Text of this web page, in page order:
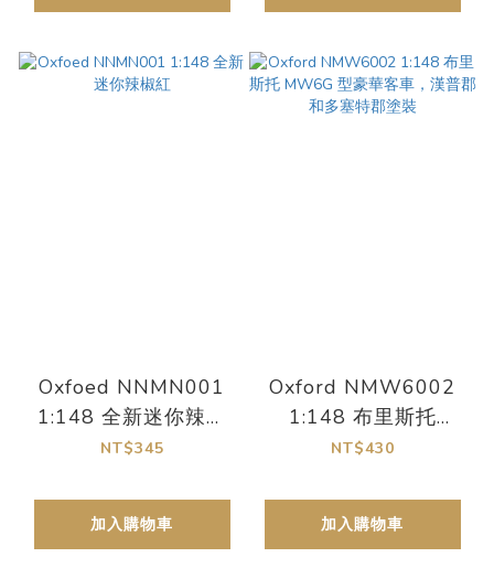
Oxfoed NNMN001
1:148 全新迷你辣椒
紅
NT$345
加入購物車
Oxford NMW6002
1:148 布里斯托
MW6G 型豪華客車，
NT$430
加入購物車